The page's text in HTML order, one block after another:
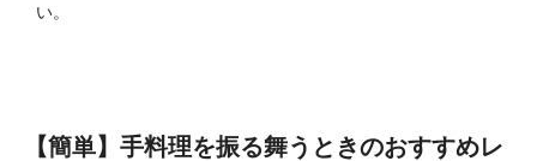
い。
【簡単】手料理を振る舞うときのおすすめレ